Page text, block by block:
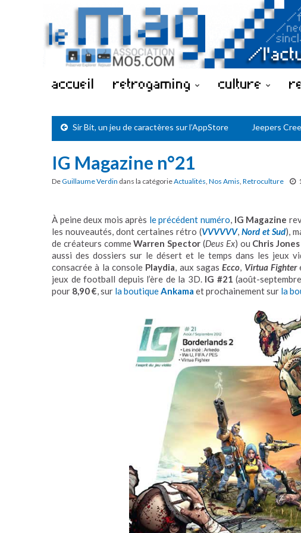
accueil retrogaming culture
Sir Bit, un jeu de caractères sur l’AppStore Jeepers
IG Magazine n°21
DeGuillaume Verdin dans la catégorieActualités, Nos Amis, Retroculture
À peine deux mois après le précédent numéro, IG Magazine
les nouveautés, dont certaines rétro (VVVVVV, Nord et Sud),
de créateurs commeWarren Spector (Deus Ex) ou Chris Jones
aussi des dossiers sur le désert et le temps dans les jeux
consacrée à la console Playdia, aux sagasEcco, Virtua Fighter
jeux de football depuis l’ère de la 3D. IG #21 (août-
pour 8,90 €, sur la boutiqueAnkama et prochainement sur la